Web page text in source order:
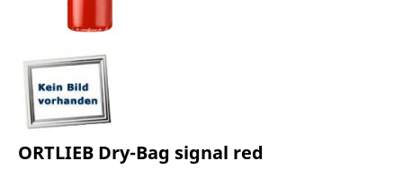
ORTLIEB Dry-Bag signal red